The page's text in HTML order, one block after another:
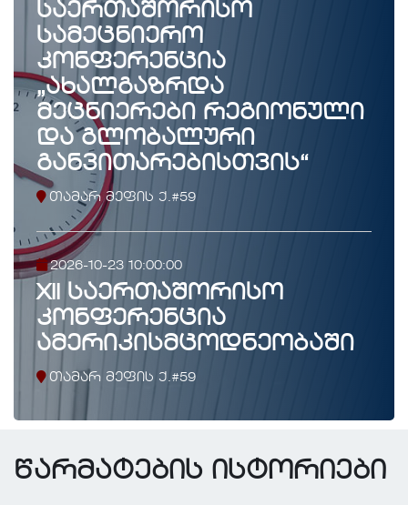
საერთაშორისო
სამეცნიერო
კონფერენცია
„ახალგაზრდა
მეცნიერები რეგიონული
და გლობალური
განვითარებისთვის“
თამარ მეფის ქ.#59
2026-10-23 10:00:00
XII საერთაშორისო
კონფერენცია
ამერიკისმცოდნეობაში
თამარ მეფის ქ.#59
წარმატების ისტორიები